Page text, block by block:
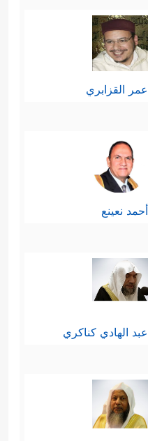
عمر القزابري
أحمد نعينع
عبد الهادي كناكري